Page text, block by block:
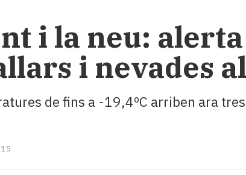
i la neu:
i nevades
de fins a -19,4ºC arriben ara